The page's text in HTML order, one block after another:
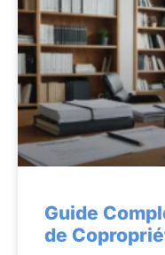
Guide
de